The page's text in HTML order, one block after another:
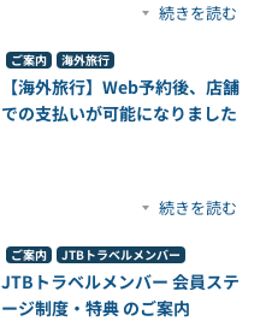
続きを読む
ご案内 海外旅行
【海外旅行】Web予約後、店舗
での支払いが可能になりました
続きを読む
ご案内 JTBトラベルメンバー
JTBトラベルメンバー 会員ステ
ージ制度・特典 のご案内